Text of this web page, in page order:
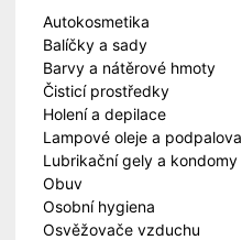
Autokosmetika
Balíčky a sady
Barvy a nátěrové hmoty
Čisticí prostředky
Holení a depilace
Lampové oleje a
Lubrikační gely a kondomy
Obuv
Osobní hygiena
Osvěžovače vzduchu